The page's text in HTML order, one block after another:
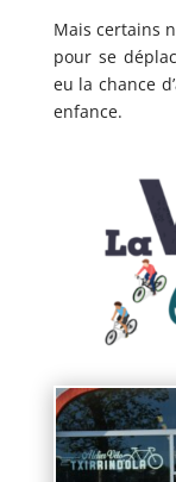
Mais certains
pour se
eu la chance
enfance.